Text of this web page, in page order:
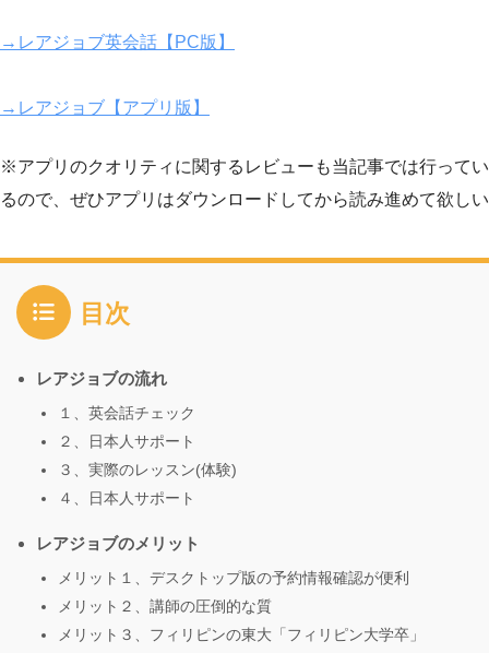
→レアジョブ英会話【PC版】
→レアジョブ【アプリ版】
※アプリのクオリティに関するレビューも当記事では行ってい
るので、ぜひアプリはダウンロードしてから読み進めて欲しい
目次
レアジョブの流れ
１、英会話チェック
２、日本人サポート
３、実際のレッスン(体験)
４、日本人サポート
レアジョブのメリット
メリット１、デスクトップ版の予約情報確認が便利
メリット２、講師の圧倒的な質
メリット３、フィリピンの東大「フィリピン大学卒」